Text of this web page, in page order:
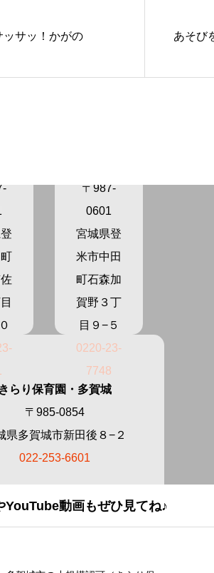
ッサッ！かがの あそび
〒987-
0601
宮城県登
米市中田
町石森加
賀野３丁
目９−５
0220-23-
7748
きらり保育園・多賀城
〒985-0854
県多賀城市新田後８−２
022-253-6601
YouTube動画もぜひ見てね♪